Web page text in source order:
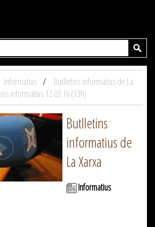
Informatius
Butlletins informatius de La
informatius 12.03.16 (13h)
Butlletins
informatius de
La Xarxa
Informatius